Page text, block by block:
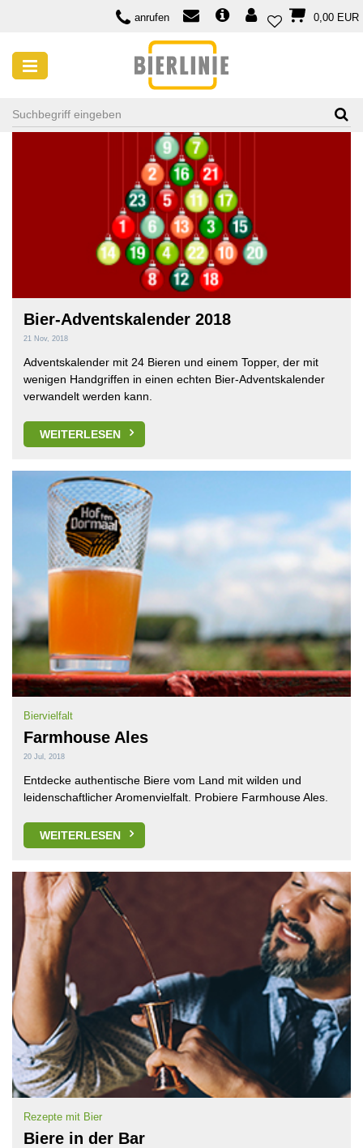
anrufen 0,00 EUR
SUCHE NACH TAG: BIERE DE GARDE
Bier-Adventskalender 2018
21 Nov, 2018
Adventskalender mit 24 Bieren und einem Topper, der mit
wenigen Handgriffen in einen echten Bier-Adventskalender
verwandelt werden kann.
WEITERLESEN
Biervielfalt
Farmhouse Ales
20 Jul, 2018
Entdecke authentische Biere vom Land mit wilden und
leidenschaftlicher Aromenvielfalt. Probiere Farmhouse Ales.
WEITERLESEN
Rezepte mit Bier
Biere in der Bar